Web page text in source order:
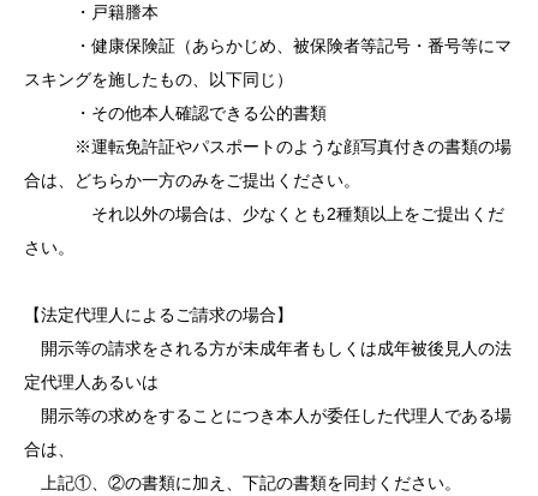
・戸籍謄本
・健康保険証（あらかじめ、被保険者等記号・番号等にマ
スキングを施したもの、以下同じ）
・その他本人確認できる公的書類
※運転免許証やパスポートのような顔写真付きの書類の場
合は、どちらか一方のみをご提出ください。
それ以外の場合は、少なくとも2種類以上をご提出くだ
さい。
【法定代理人によるご請求の場合】
開示等の請求をされる方が未成年者もしくは成年被後見人の法
定代理人あるいは
開示等の求めをすることにつき本人が委任した代理人である場
合は、
上記①、②の書類に加え、下記の書類を同封ください。